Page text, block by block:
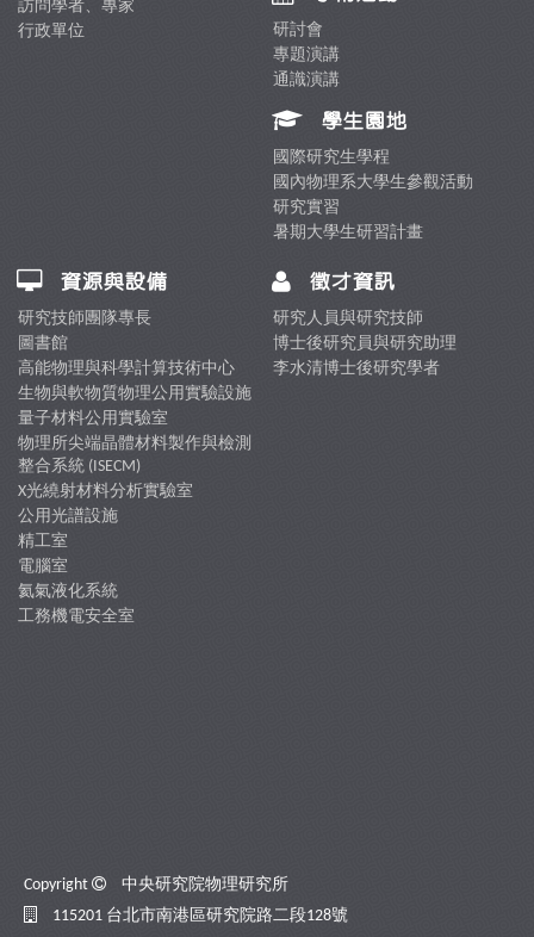
訪問學者、專家
行政單位
研討會
專題演講
通識演講
學生園地
國際研究生學程
國內物理系大學生參觀活動
研究實習
暑期大學生研習計畫
資源與設備
研究技師團隊專長
圖書館
高能物理與科學計算技術中心
生物與軟物質物理公用實驗設施
量子材料公用實驗室
物理所尖端晶體材料製作與檢測
整合系統 (ISECM)
X光繞射材料分析實驗室
公用光譜設施
精工室
電腦室
氦氣液化系統
工務機電安全室
徵才資訊
研究人員與研究技師
博士後研究員與研究助理
李水清博士後研究學者
Copyright
中央研究院物理研究所
115201 台北市南港區研究院路二段128號